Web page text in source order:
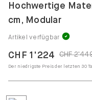
Hochwertige
cm, Modular
Artikel verfügbar
CHF
CHF 1'224
Der niedrigste Preis der letzten 30